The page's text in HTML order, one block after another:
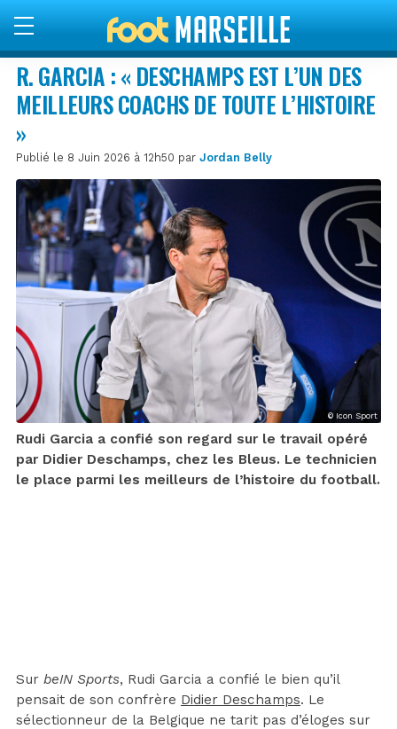
R. GARCIA : « DESCHAMPS EST L’UN DES
MEILLEURS COACHS DE TOUTE L’HISTOIRE
»
Publié le 8 Juin 2026 à 12h50 par Jordan Belly
© Icon Sport
Rudi Garcia a confié son regard sur le travail opéré
par Didier Deschamps, chez les Bleus. Le technicien
le place parmi les meilleurs de l’histoire du football.
Sur beIN Sports, Rudi Garcia a confié le bien qu’il
pensait de son confrère Didier Deschamps. Le
sélectionneur de la Belgique ne tarit pas d’éloges sur